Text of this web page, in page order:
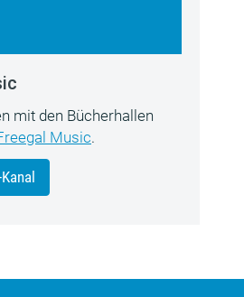
mit den Bücherhallen
Music.